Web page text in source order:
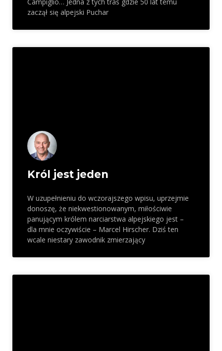
zaczął się alpejski Puchar
Król jest jeden
W uzupełnieniu do wczorajszego wpisu, uprzejmie
donoszę, że niekwestionowanym, miłościwie
panującym królem narciarstwa alpejskiego jest –
dla mnie oczywiście – Marcel Hirscher. Dziś ten
wcale niestary zawodnik zmierzający